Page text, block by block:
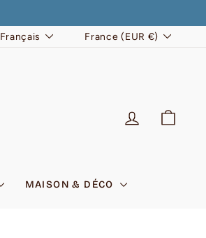
LANGUE
Français DEVISE
France (EUR €)
SE
MAISON & DÉCO